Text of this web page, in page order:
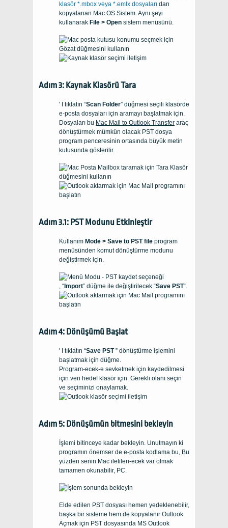
klasör *.mbox veya *.emlx dosyaları dan
kopyalanan Mac OS Sistem. Aynı şeyi
kullanarak File > Open sistem menüsünü.
Adım 3: Kaynak Klasörü Tara
' I tıklatın “Scan Folder” düğmesi seçili klasörde
e-posta dosyaları için aramayı başlatmak için.
Dosyaları bu Mac Mail to Outlook Transfer araç
dönüştürmek mümkün olacak PST dosya
program penceresinin ortasında büyük metin
kutusunda gösterilir.
Adım 3.1: PST Modunu Etkinleştir
Kullanım Mode > Save to PST file program
menüsünden komut dönüştürme modunu
değiştirmek için.
, “Import” düğme ile değiştirilecek “Save PST“.
Adım 4: Dönüşümü Başlat
' I tıklatın “Save PST” dönüştürme işlemini
başlatmak için düğme.
Program-ecek-e sevketmek için kaydedilmesi
için veri hedef klasör için. Gerekli olanı seçin
ve seçiminizi onaylamak.
Adım 5: Dönüşümün bitmesini bekleyin
İşlemi bitinceye kadar bekleyin. Unutmayın ki
programın önemser de e-posta kodlama bu, Bu
yüzden senin Mac iletileri-ecek var olmak
tamamen okunabilir, PC
Elde edilen PST dosyası hemen yedeklenebilir,
başka bir sisteme hem de kopyalanır Outlook
Açmak için PST dosyasında MS Outlook